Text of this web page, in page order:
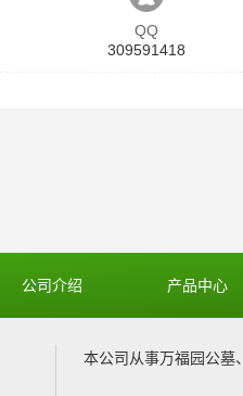
QQ
309591418
公司介绍 产品中心
本公司从事万福园公墓、